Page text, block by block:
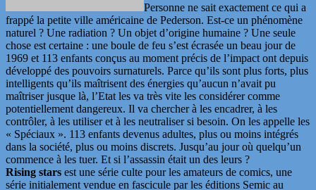
Personne ne sait exactement ce qui a
frappé la petite ville américaine de Pederson. Est-ce un phénomène
naturel ? Une radiation ? Un objet d’origine humaine ? Une seule
chose est certaine : une boule de feu s’est écrasée un beau jour de
1969 et 113 enfants conçus au moment précis de l’impact ont depuis
développé des pouvoirs surnaturels. Parce qu’ils sont plus forts, plus
intelligents qu’ils maîtrisent des énergies qu’aucun n’avait pu
maîtriser jusque là, l’Etat les va très vite les considérer comme
potentiellement dangereux. Il va chercher à les encadrer, à les
contrôler, à les utiliser et à les neutraliser si besoin. On les appelle les
« Spéciaux ». 113 enfants devenus adultes, plus ou moins intégrés
dans la société, plus ou moins discrets. Jusqu’au jour où quelqu’un
commence à les tuer. Et si l’assassin était un des leurs ?
Rising stars est une série culte pour les amateurs de comics, une
série initialement vendue en fascicule par les éditions Semic au